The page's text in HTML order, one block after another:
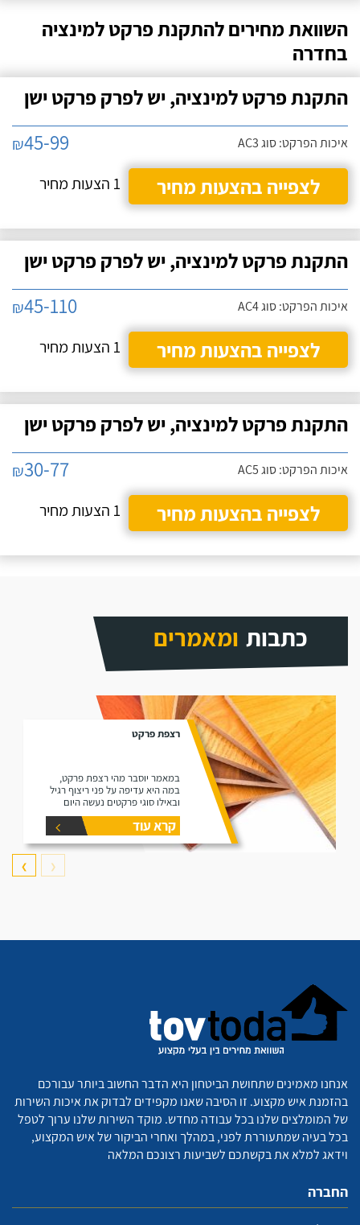
השוואת מחירים להתקנת פרקט למינציה
בחדרה
התקנת פרקט למינציה, יש לפרק פרקט ישן
איכות הפרקט: סוג AC3 ₪45-99
לצפייה בהצעות מחיר
1 הצעות מחיר
התקנת פרקט למינציה, יש לפרק פרקט ישן
איכות הפרקט: סוג AC4 ₪45-110
לצפייה בהצעות מחיר
1 הצעות מחיר
התקנת פרקט למינציה, יש לפרק פרקט ישן
איכות הפרקט: סוג AC5 ₪30-77
לצפייה בהצעות מחיר
1 הצעות מחיר
כתבות ומאמרים
רצפת פרקט
במאמר יוסבר מהי רצפת פרקט,
במה היא עדיפה על פני ריצוף רגיל
ובאילו סוגי פרקטים נעשה היום
שימוש בשוק (למינציה ועץ גושני).
קרא עוד
❮
❯
אנחנו מאמינים שתחושת הביטחון היא הדבר החשוב ביותר עבורכם
בהזמנת איש מקצוע. זו הסיבה שאנו מקפידים לבדוק את איכות השירות
של המומלצים שלנו בכל עבודה מחדש. מוקד השירות שלנו ערוך לטפל
בכל בעיה שמתעוררת לפני, במהלך ואחרי הביקור של איש המקצוע,
וידאג למלא את בקשתכם לשביעות רצונכם המלאה
החברה